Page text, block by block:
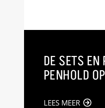
DE SETS EN
PENHOLD
LEES MEER